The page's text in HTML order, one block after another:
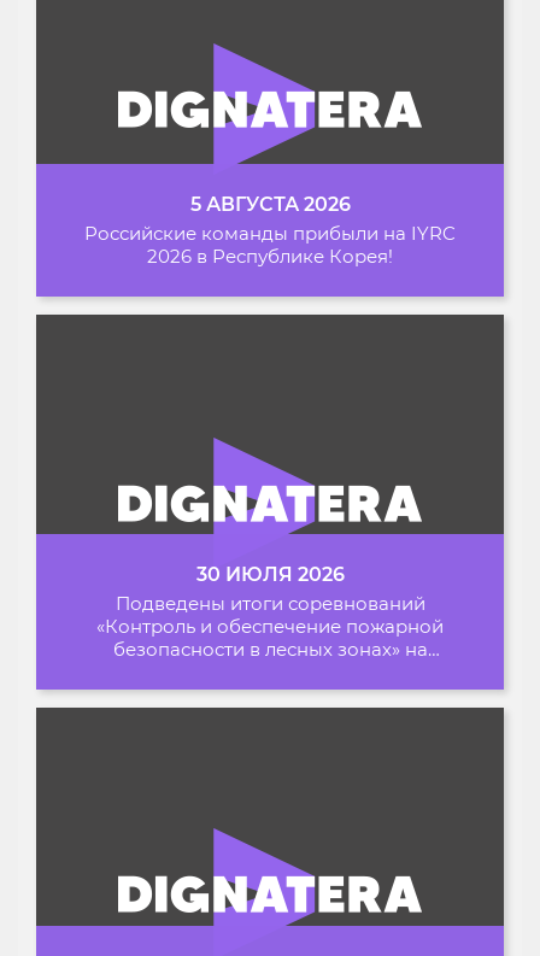
5 АВГУСТА 2026
Российские команды прибыли на IYRC
2026 в Республике Корея!
30 ИЮЛЯ 2026
Подведены итоги соревнований
«Контроль и обеспечение пожарной
безопасности в лесных зонах» на